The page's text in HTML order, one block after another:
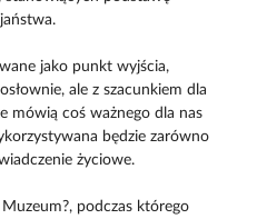
jako punkt wyjścia,
ale z szacunkiem dla
mówią coś ważnego dla nas
będzie zarówno
życiowe.
podczas którego